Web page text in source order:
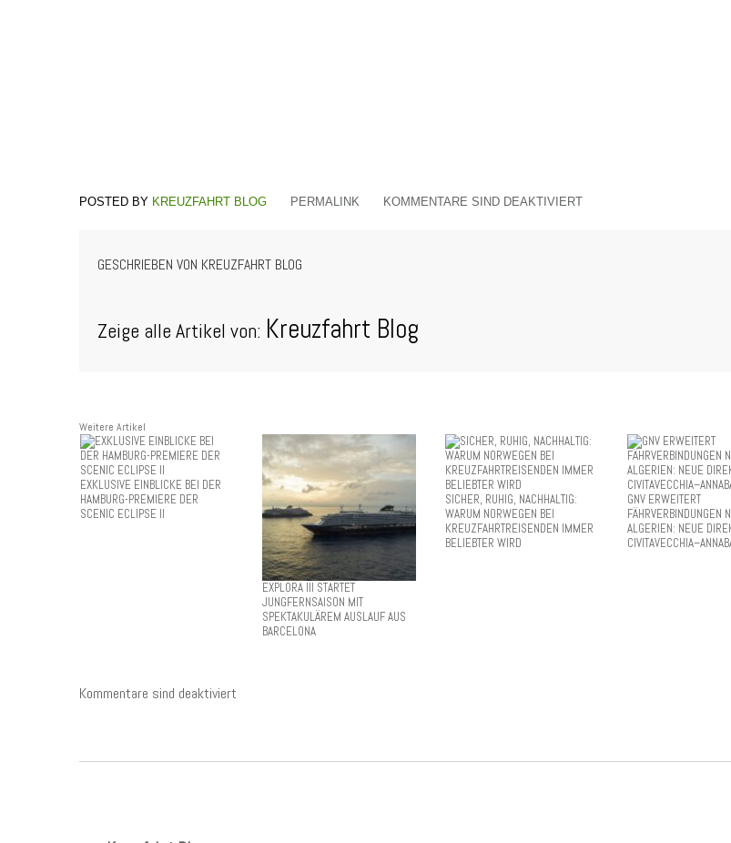
KREUZFAHRT BLOG PERMALINK KOMMENTARE SIND DEAKTIVIERT
GESCHRIEBEN VON KREUZFAHRT BLOG
Zeige alle Artikel von: Kreuzfahrt Blog
Weitere Artikel
EXKLUSIVE EINBLICKE BEI DER
HAMBURG-PREMIERE DER
SCENIC ECLIPSE II
EXPLORA III STARTET
JUNGFERNSAISON MIT
SPEKTAKULÄREM AUSLAUF AUS
BARCELONA
SICHER, RUHIG, NACHHALTIG:
WARUM NORWEGEN BEI
KREUZFAHRTREISENDEN IMMER
BELIEBTER WIRD
GNV ERWEITERT
FÄHRVERBINDUNGEN
ALGERIEN: NEUE
Kommentare sind deaktiviert